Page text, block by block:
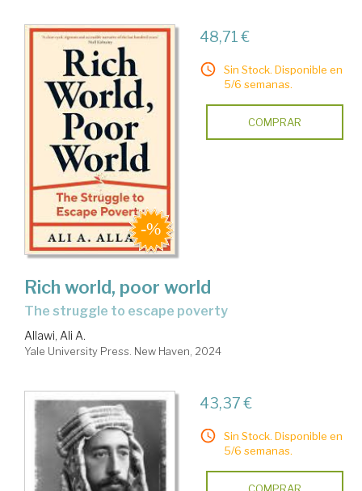
48,71 €
Sin Stock. Disponible en
5/6 semanas.
COMPRAR
Rich world, poor world
the struggle to escape poverty
Allawi, Ali A.
Yale University Press. New Haven, 2024
43,37 €
Sin Stock. Disponible en
5/6 semanas.